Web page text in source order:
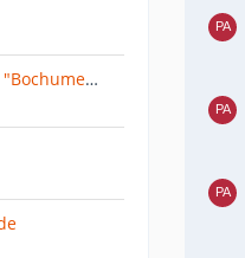
Neue Sammelbestellung "Bochumer Stopfen"?